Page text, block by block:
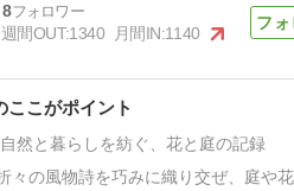
ン・ゴール
8
週間OUT:1340 月間IN:1140
ここがポイント
自然と暮らしを紡ぐ、花と庭の記録
々の風物詩を巧みに織り交ぜ、庭や